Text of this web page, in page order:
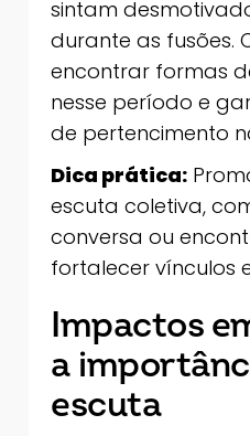
sintam
durante as fusões.
encontrar formas
nesse período e
de pertencimento
Dica prática:
escuta coletiva,
conversa ou
fortalecer vínculos
Impactos
a
escuta